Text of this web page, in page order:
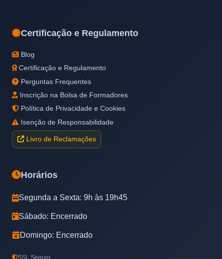
Certificação e Regulamento
Blog
Certificação e Regulamento
Perguntas Frequentes
Inscrição na Bolsa de Formadores
Política de Privacidade e Cookies
Isenção de Responsabilidade
Livro de Reclamações
Horários
Segunda a Sexta: 9h às 19h45
Sábado: Encerrado
Domingo: Encerrado